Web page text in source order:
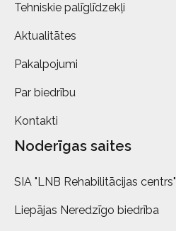
Tehniskie palīglīdzekļi
Aktualitātes
Pakalpojumi
Par biedrību
Kontakti
Noderīgas saites
SIA "LNB Rehabilitācijas centrs"
Liepājas Neredzīgo biedrība